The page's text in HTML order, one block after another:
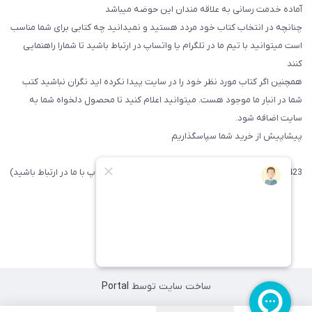
آماده خدمت رسانی به علاقه مندان این حوضه میباشد
چنانچه در انتخاب کتاب خود مردد هستید و نمیدانید چه کتابی برای شما مناسب
است میتوانید با تیم ما در تلگرام یا واتساپ در ارتباط باشید تا شما‌را راهنمایی
کنند
همچنین اگر کتاب مورد نظر خود را در سایت پیدا نکرده اید نگران نباشید کتب
شما در انبار ما موجود هست. میتوانید اعلام کنید تا محصول دلخواه شما به
سایت اضافه شود.
پیشاپیش از خرید شما سپاسگذاریم
09371742423 (لطفا فقط پیامک داده و یا از طریق واتساپ با ما در ارتباط باشید)
ساخت سایت توسط Portal